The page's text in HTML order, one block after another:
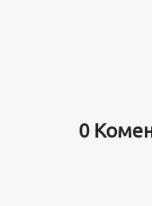
0